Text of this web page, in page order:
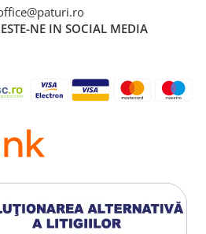
NE IN SOCIAL MEDIA